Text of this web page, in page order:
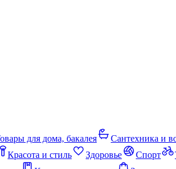
для дома, бакалея Сантехника и
Красота и стиль Здоровье Спорт